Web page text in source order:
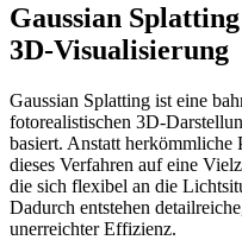
Gaussian
3D-Visualisierung
Gaussian Splatting ist eine
fotorealistischen 3D-
basiert. Anstatt herkömmliche
dieses Verfahren auf eine
die sich flexibel an die
Dadurch entstehen
unerreichter Effizienz.